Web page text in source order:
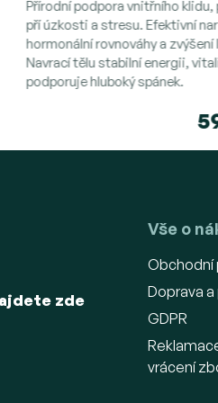
Přírodní podpora vnitřního
pří úzkosti a stresu. Efektivní
hormonální rovnováhy a zvýšení
Navrací tělu stabilní energii,
podporuje hluboký spánek.
zde
Vše o
Obchodní
Doprava
GDPR
vrácení